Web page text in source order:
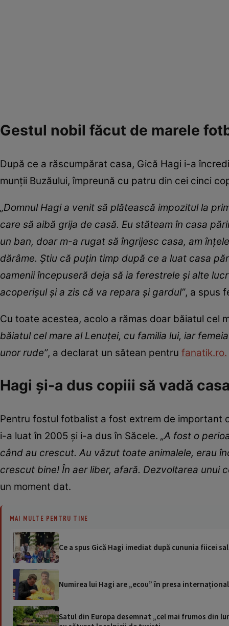
Gestul nobil făcut de marele
După ce a răscumpărat casa, Gică Hagi i-a
munții Buzăului, împreună cu patru din cei cinci
„Domnul Hagi a venit să plătească impozitul la
care să aibă grija de casă. Eu stăteam în casa
un ban, doar m-a rugat să îngrijesc casa, am
dărâme. Știu că puțin timp după ce a luat casa
oamenii începuseră deja să ia ferestrele și alte
acoperișul și a zis că va repara și gardul”, a spus
Cu toate acestea, acolo a rămas doar băiatul cel
băiatul cel mare al Lenuței, cu familia lui, iar
unor rude”, a declarat un sătean pentru fanatik.ro.
Hagi și-a dus copiii să vadă
Pentru fostul fotbalist a fost extrem de important
i-a luat în 2005 și i-a dus în Săcele. „A fost o
când au crescut. Au văzut toate animalele, erau
crescut bine! În aer liber, afară. Dezvoltarea unui
un moment dat.
MAI MULTE PENTRU TINE
Ce a spus Gică Hagi imediat după cununia fiicei
Numirea lui Hagi are „ecou” în presa
Satul din Europa desemnat „cel mai frumos din